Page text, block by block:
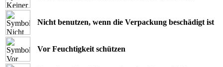
Nicht benutzen, wenn die Verpackung beschädigt ist
Vor Feuchtigkeit schützen